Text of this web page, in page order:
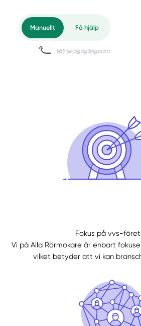
Välj tillvägagångssätt
Fokus på vvs-
Vi på Alla Rörmokare är enbart
vilket betyder att vi kan